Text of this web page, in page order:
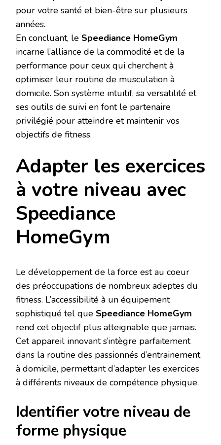
pour votre santé et bien-être sur plusieurs
années.
En concluant, le Speediance HomeGym
incarne l’alliance de la commodité et de la
performance pour ceux qui cherchent à
optimiser leur routine de musculation à
domicile. Son système intuitif, sa versatilité et
ses outils de suivi en font le partenaire
privilégié pour atteindre et maintenir vos
objectifs de fitness.
Adapter les exercices
à votre niveau avec
Speediance
HomeGym
Le développement de la force est au coeur
des préoccupations de nombreux adeptes du
fitness. L’accessibilité à un équipement
sophistiqué tel que Speediance HomeGym
rend cet objectif plus atteignable que jamais.
Cet appareil innovant s’intègre parfaitement
dans la routine des passionnés d’entrainement
à domicile, permettant d’adapter les exercices
à différents niveaux de compétence physique.
Identifier votre niveau de
forme physique